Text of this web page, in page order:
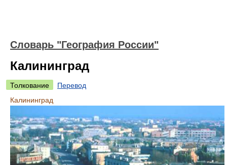
Словарь "География России"
Калининград
Толкование
Перевод
Калининград